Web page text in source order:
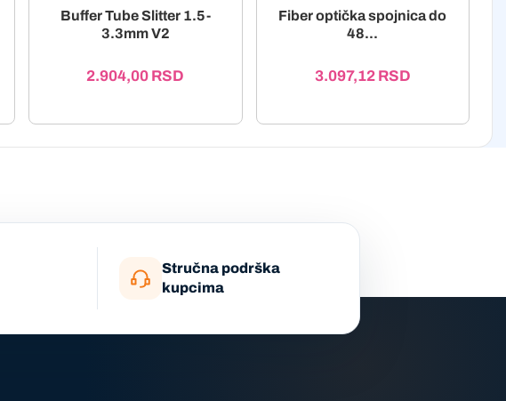
Buffer Tube Slitter 1.5-
3.3mm V2
2.904,00 RSD
Fiber optička spojnica do
48...
3.097,12 RSD
Stručna podrška
kupcima